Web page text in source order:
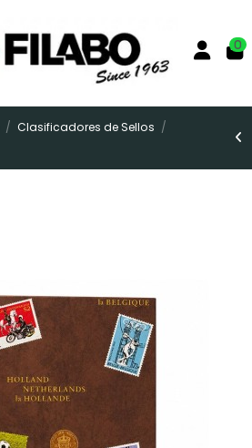
0
Clasificadores de Sellos